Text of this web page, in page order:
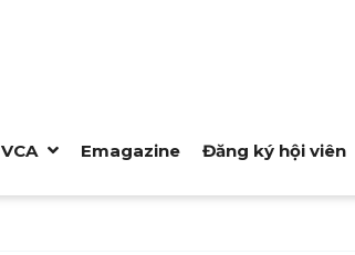
Emagazine Đăng ký hội viên